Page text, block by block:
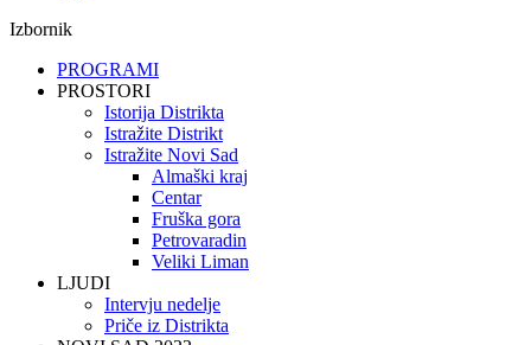
Izbornik
PROGRAMI
PROSTORI
Istorija Distrikta
Istražite Distrikt
Istražite Novi Sad
Almaški kraj
Centar
Fruška gora
Petrovaradin
Veliki Liman
LJUDI
Intervju nedelje
Priče iz Distrikta